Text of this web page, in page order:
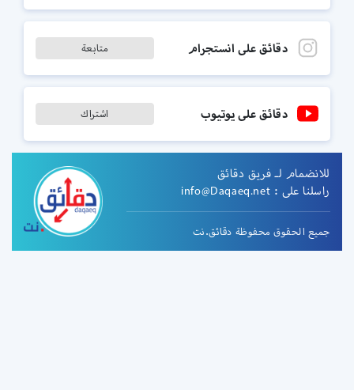
دقائق على انستجرام متابعة
دقائق على يوتيوب اشتراك
للانضمام لـ فريق دقائق
راسلنا على : info@Daqaeq.net
جميع الحقوق محفوظة دقائق.نت